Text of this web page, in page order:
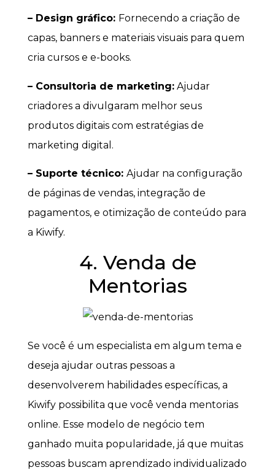
– Design gráfico: Fornecendo a criação de
capas, banners e materiais visuais para quem
cria cursos e e-books.
– Consultoria de marketing: Ajudar
criadores a divulgaram melhor seus
produtos digitais com estratégias de
marketing digital.
– Suporte técnico: Ajudar na configuração
de páginas de vendas, integração de
pagamentos, e otimização de conteúdo para
a Kiwify.
4. Venda de
Mentorias
Se você é um especialista em algum tema e
deseja ajudar outras pessoas a
desenvolverem habilidades específicas, a
Kiwify possibilita que você venda mentorias
online. Esse modelo de negócio tem
ganhado muita popularidade, já que muitas
pessoas buscam aprendizado individualizado